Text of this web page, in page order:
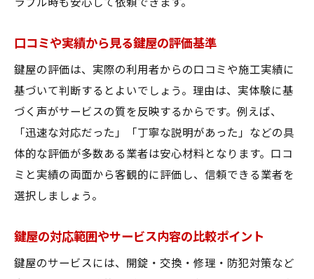
ラブル時も安心して依頼できます。
口コミや実績から見る鍵屋の評価基準
鍵屋の評価は、実際の利用者からの口コミや施工実績に
基づいて判断するとよいでしょう。理由は、実体験に基
づく声がサービスの質を反映するからです。例えば、
「迅速な対応だった」「丁寧な説明があった」などの具
体的な評価が多数ある業者は安心材料となります。口コ
ミと実績の両面から客観的に評価し、信頼できる業者を
選択しましょう。
鍵屋の対応範囲やサービス内容の比較ポイント
鍵屋のサービスには、開錠・交換・修理・防犯対策など